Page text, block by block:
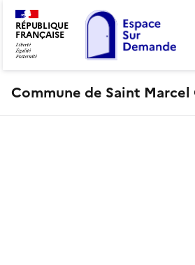
RÉPUBLIQUE
FRANÇAISE
Commune de Saint Marcel